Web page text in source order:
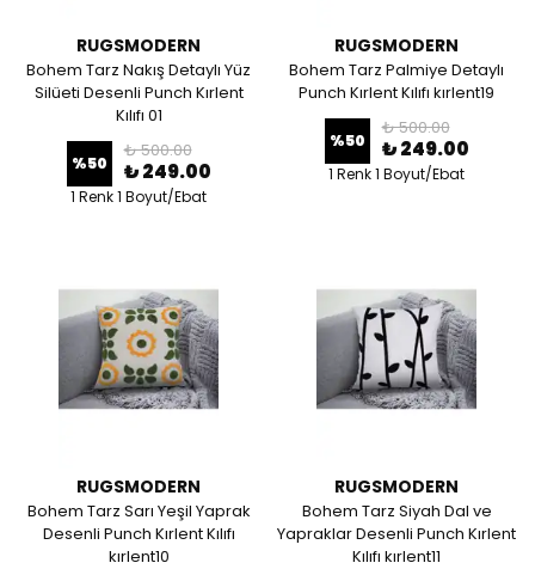
RUGSMODERN
Bohem Tarz Nakış Detaylı Yüz
Silüeti Desenli Punch Kırlent
Kılıfı 01
%50
₺ 500.00
₺ 249.00
1 Renk 1 Boyut/Ebat
RUGSMODERN
Bohem Tarz Palmiye Detaylı
Punch Kırlent Kılıfı kırlent19
%50
₺ 500.00
₺ 249.00
1 Renk 1 Boyut/Ebat
RUGSMODERN
Bohem Tarz Sarı Yeşil Yaprak
Desenli Punch Kırlent Kılıfı
kırlent10
RUGSMODERN
Bohem Tarz Siyah Dal ve
Yapraklar Desenli Punch Kırlent
Kılıfı kırlent11